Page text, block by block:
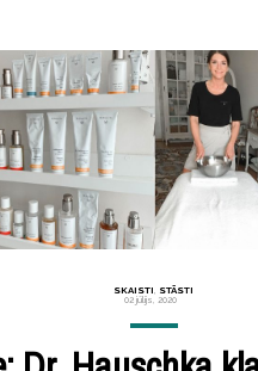
SKAISTI, STĀSTI
02 jūlijs, 2020